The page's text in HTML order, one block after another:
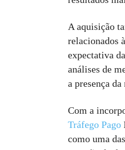
A aquisição
relacionados
expectativa
análises de
a presença
Com a
Tráfego Pago
como uma